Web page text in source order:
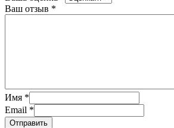
Ваш отзыв *
Имя *
Email *
Отправить